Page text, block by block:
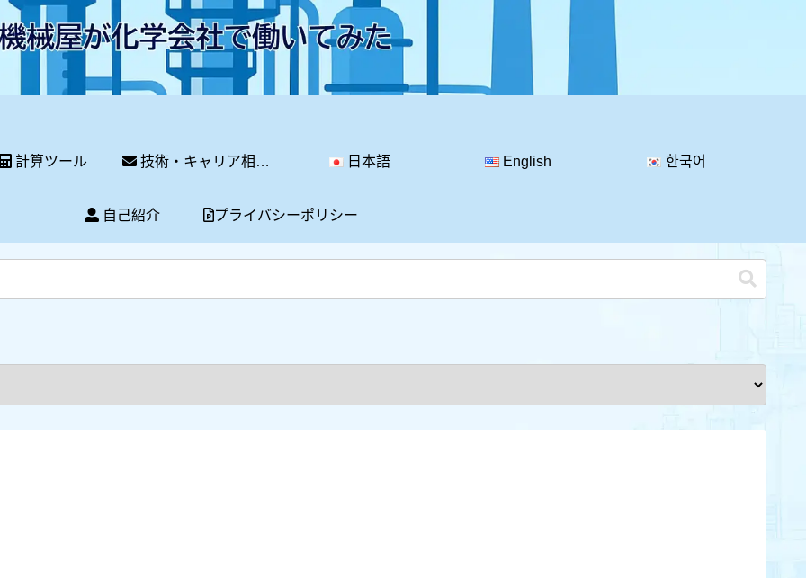
計算ツール 技術・キャリア相談サービス 日本語 English 한국어
自己紹介 プライバシーポリシー